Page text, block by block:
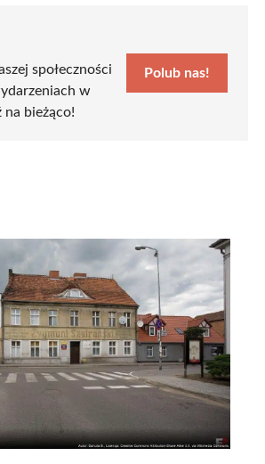
społeczności
w
bieżąco!
Polub nas!